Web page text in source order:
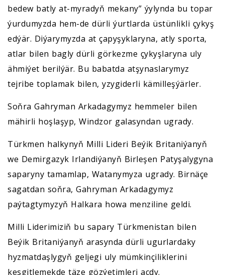
bedew batly at-myradyň mekany” ýylynda bu topar
ýurdumyzda hem-de dürli ýurtlarda üstünlikli çykyş
edýär. Diýarymyzda at çapyşyklaryna, atly sporta,
atlar bilen bagly dürli görkezme çykyşlaryna uly
ähmiýet berilýär. Bu babatda atşynaslarymyz
tejribe toplamak bilen, yzygiderli kämilleşýärler.
Soňra Gahryman Arkadagymyz hemmeler bilen
mähirli hoşlaşyp, Windzor galasyndan ugrady.
Türkmen halkynyň Milli Lideri Beýik Britaniýanyň
we Demirgazyk Irlandiýanyň Birleşen Patyşalygyna
saparyny tamamlap, Watanymyza ugrady. Birnäçe
sagatdan soňra, Gahryman Arkadagymyz
paýtagtymyzyň Halkara howa menziline geldi.
Milli Liderimiziň bu sapary Türkmenistan bilen
Beýik Britaniýanyň arasynda dürli ugurlardaky
hyzmatdaşlygyň geljegi uly mümkinçiliklerini
kesgitlemekde täze gözýetimleri açdy.